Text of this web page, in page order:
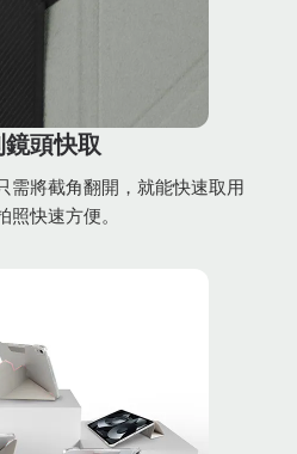
頭快取
需將截角翻開，就能快速取用
照快速方便。